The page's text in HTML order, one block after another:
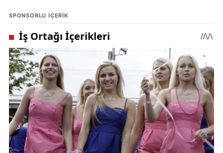
artırmak için sadece yem bitkilerine değil, diğer
tarım ürünlerine yönelik destekleri de artırıyor. Bu
kapsamda, sulama projelerinin hayata geçirilmesi,
modern tarım tekniklerinin yaygınlaştırılması ve
üreticilerin eğitimleri konularında çalışmalar
yürütülüyor. Bitkisel üretimin çeşitliliği nin artırılması
ve ürün kalitesinin yükseltilmesi hedefleniyor.
Sivas İl Tarım Orman Müdürlüğü, tarım sektörünün
sürdürülebilirliği ve rekabet gücünün artırılması için
uzun vadeli stratejiler geliştiriyor. Bu stratejiler
SPONSORLU IÇERIK